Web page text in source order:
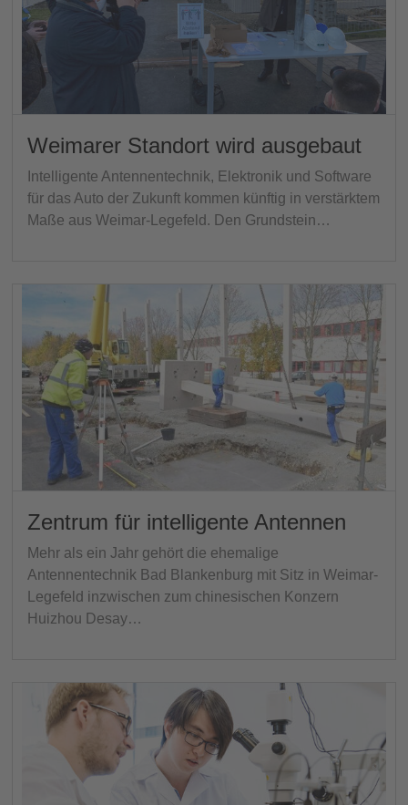
Weimarer Standort wird ausgebaut
Intelligente Antennentechnik, Elektronik und Software
für das Auto der Zukunft kommen künftig in verstärktem
Maße aus Weimar-Legefeld. Den Grundstein…
Zentrum für intelligente Antennen
Mehr als ein Jahr gehört die ehemalige
Antennentechnik Bad Blankenburg mit Sitz in Weimar-
Legefeld inzwischen zum chinesischen Konzern
Huizhou Desay…